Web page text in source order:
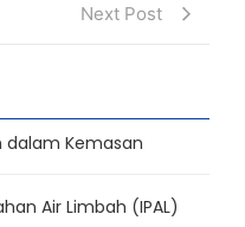
Next Post
dalam Kemasan
Air Limbah (IPAL)